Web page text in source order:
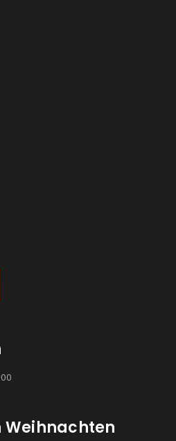
Weihnachten